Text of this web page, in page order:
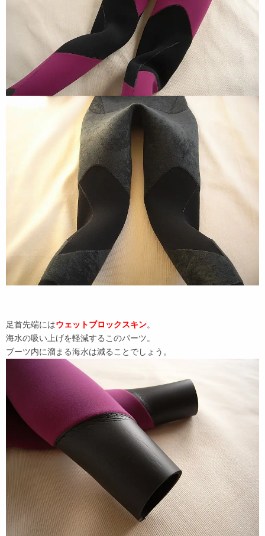
足首先端にはウェットブロックスキン。
海水の吸い上げを軽減するこのパーツ。
ブーツ内に溜まる海水は減ることでしょう。